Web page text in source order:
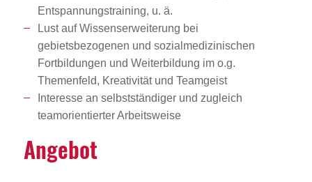
Entspannungstraining, u. ä.
Lust auf Wissenserweiterung bei
gebietsbezogenen und sozialmedizinischen
Fortbildungen und Weiterbildung im o.g.
Themenfeld, Kreativität und Teamgeist
Interesse an selbstständiger und zugleich
teamorientierter Arbeitsweise
Angebot